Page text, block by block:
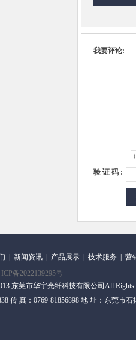
我要评论:
验 证 码 :
新闻资讯 产品展示 技术服务
营
备2022139295号
东莞市华宇光纤科技有限公司All
传 真：0769-81856898 地 址：东莞市